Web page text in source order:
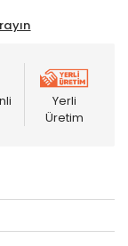
Yerli
Üretim